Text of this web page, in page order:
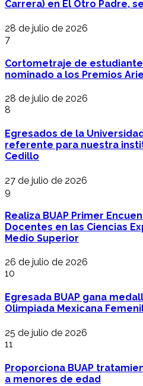
Carrera) en El Otro Padre,
28 de julio de 2026
7
Cortometraje de
nominado a los Premios
28 de julio de 2026
8
Egresados de la
referente para nuestra
Cedillo
27 de julio de 2026
9
Realiza BUAP Primer
Docentes en las Ciencias
Medio Superior
26 de julio de 2026
10
Egresada BUAP gana
Olimpiada Mexicana
25 de julio de 2026
11
Proporciona BUAP
a menores de edad